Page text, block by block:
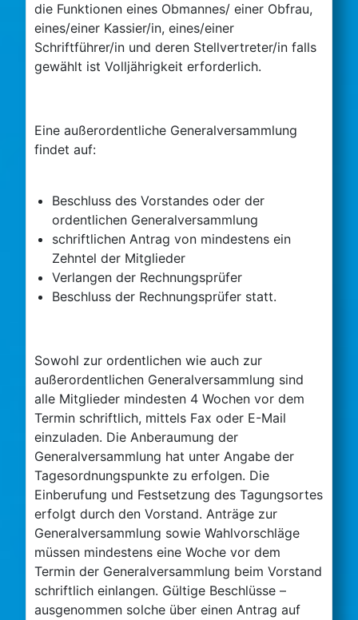
die Funktionen eines Obmannes/ einer Obfrau,
eines/einer Kassier/in, eines/einer
Schriftführer/in und deren Stellvertreter/in falls
gewählt ist Volljährigkeit erforderlich.
Eine außerordentliche Generalversammlung
findet auf:
Beschluss des Vorstandes oder der
ordentlichen Generalversammlung
schriftlichen Antrag von mindestens ein
Zehntel der Mitglieder
Verlangen der Rechnungsprüfer
Beschluss der Rechnungsprüfer statt.
Sowohl zur ordentlichen wie auch zur
außerordentlichen Generalversammlung sind
alle Mitglieder mindesten 4 Wochen vor dem
Termin schriftlich, mittels Fax oder E-Mail
einzuladen. Die Anberaumung der
Generalversammlung hat unter Angabe der
Tagesordnungspunkte zu erfolgen. Die
Einberufung und Festsetzung des Tagungsortes
erfolgt durch den Vorstand. Anträge zur
Generalversammlung sowie Wahlvorschläge
müssen mindestens eine Woche vor dem
Termin der Generalversammlung beim Vorstand
schriftlich einlangen. Gültige Beschlüsse –
ausgenommen solche über einen Antrag auf